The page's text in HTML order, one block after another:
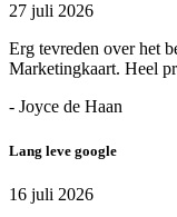
27 juli 2026
Erg tevreden over het
Marketingkaart. Heel
- Joyce de Haan
Lang leve google
16 juli 2026